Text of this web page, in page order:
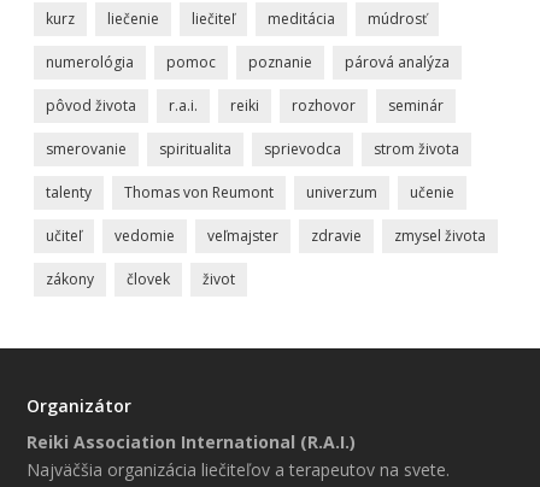
kurz liečenie liečiteľ meditácia múdrosť
numerológia pomoc poznanie párová analýza
pôvod života r.a.i. reiki rozhovor seminár
smerovanie spiritualita sprievodca strom života
talenty Thomas von Reumont univerzum učenie
učiteľ vedomie veľmajster zdravie zmysel života
zákony človek život
Organizátor
Reiki Association International (R.A.I.)
Najväčšia organizácia liečiteľov a terapeutov na svete.